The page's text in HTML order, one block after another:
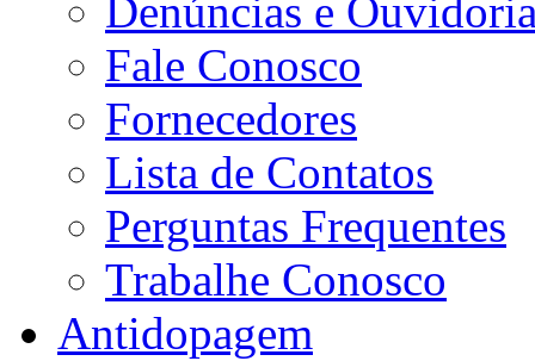
Denúncias e
Fale Conosco
Fornecedores
Lista de Contatos
Perguntas Frequentes
Trabalhe Conosco
Antidopagem